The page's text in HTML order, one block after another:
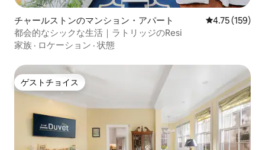
チャールストンのマンション・アパート レビュー159
4.75 (159)
都会的なシックな生活｜ラトリッジのResi
家族 · ロケーション · 状態
ゲストチョイス
ゲストチョイス